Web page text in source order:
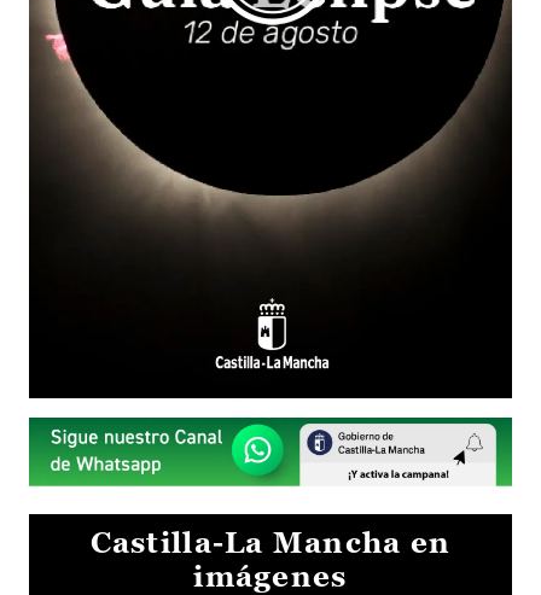
Castilla-La Mancha en
imágenes